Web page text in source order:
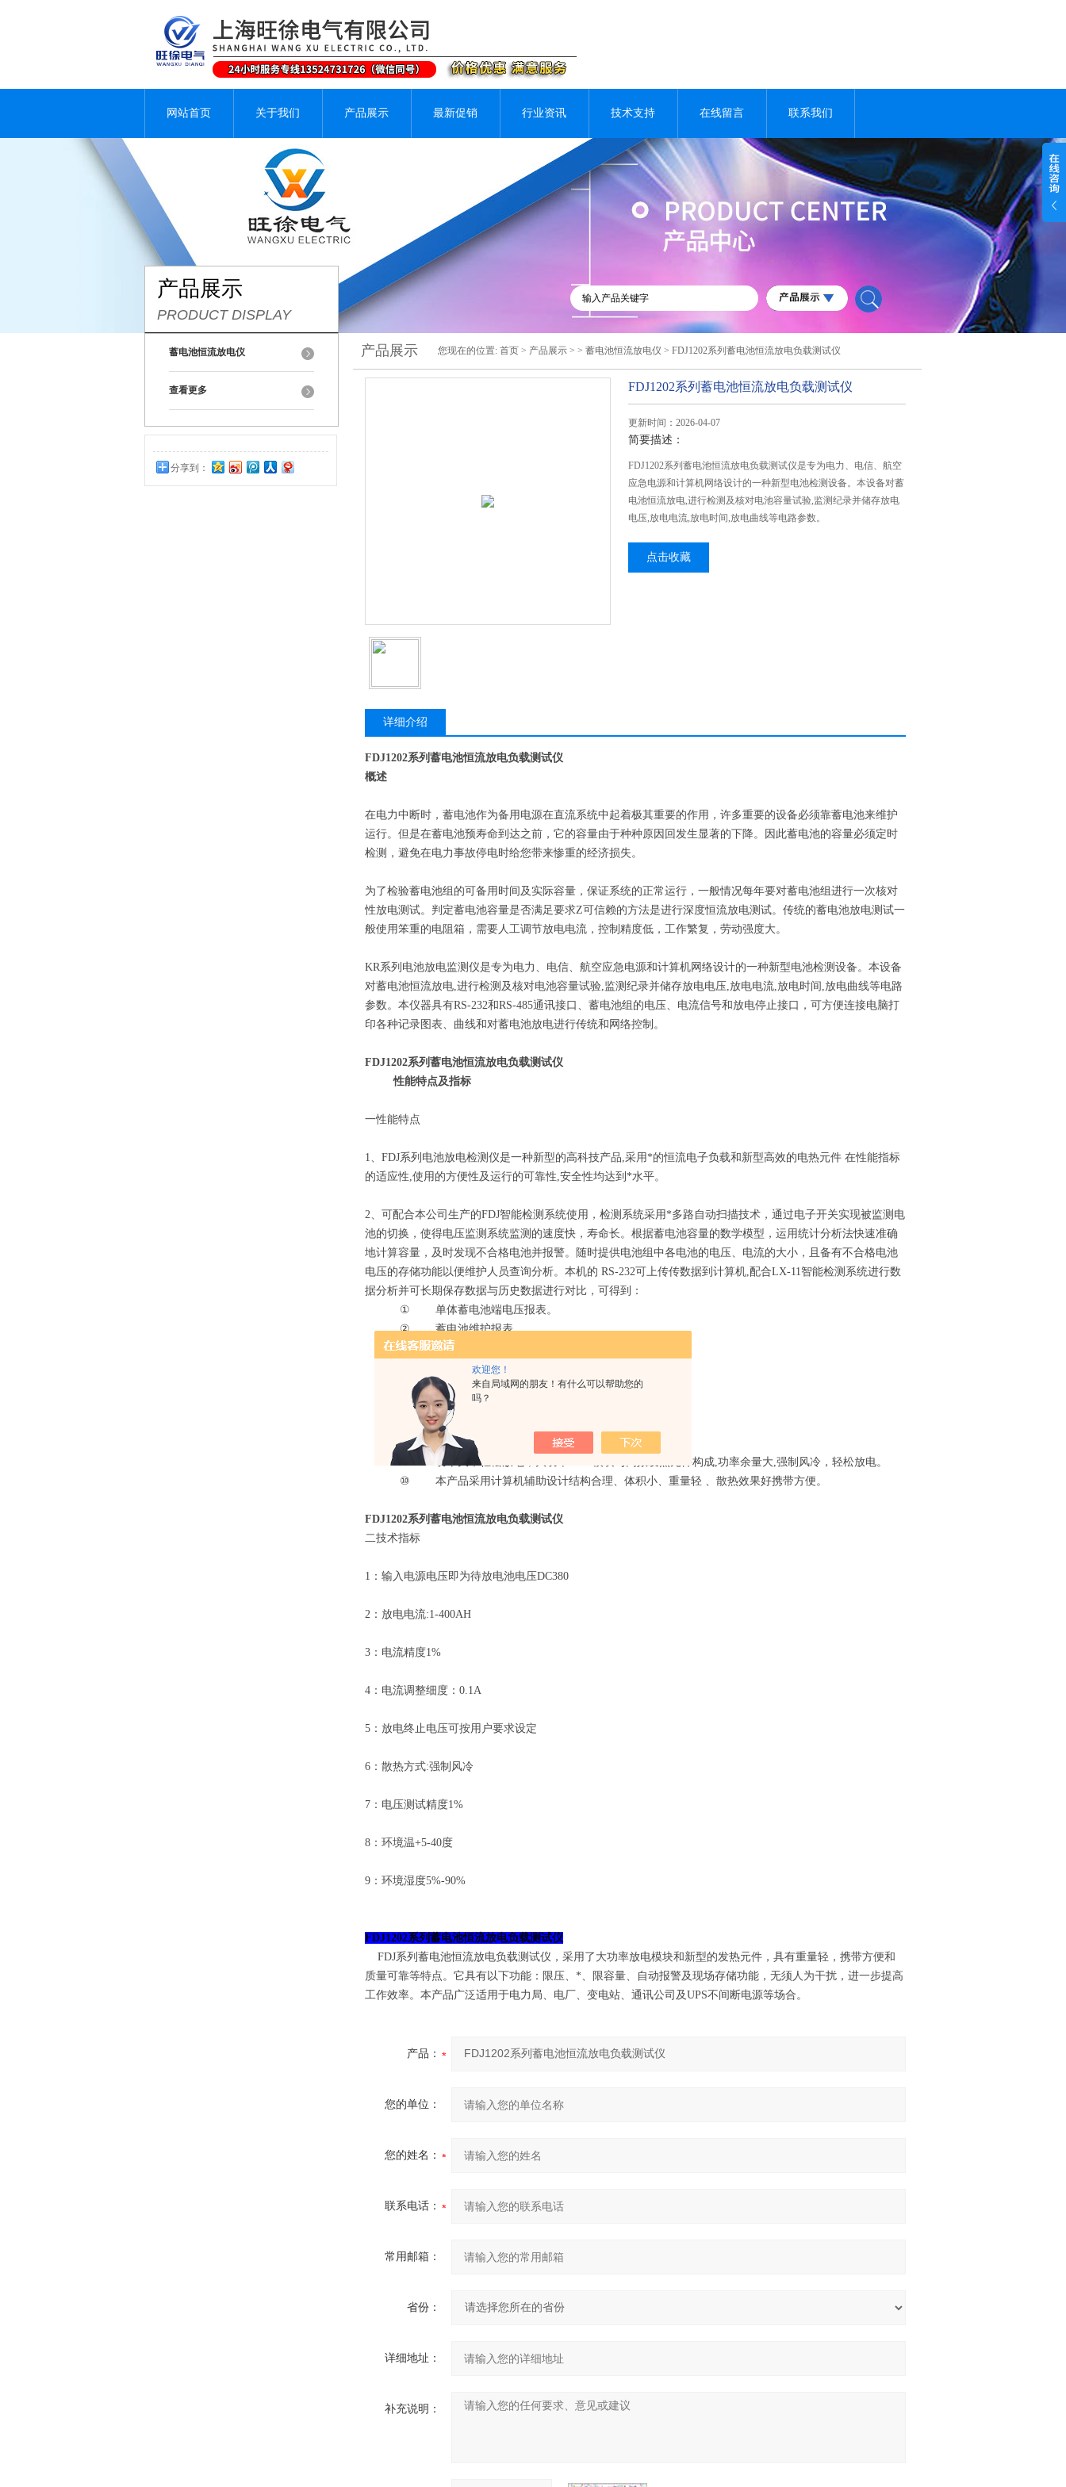
欢迎您！
来自局域网的朋友！有什么可以帮助您的
吗？
网站首页 关于我们 产品展示 最新促销 行业资讯 技术支持 在线留言 联系我们
产品展示
PRODUCT DISPLAY
蓄电池恒流放电仪
查看更多
分享到：
产品展示 您现在的位置: 首页 > 产品展示 > > 蓄电池恒流放电仪 > FDJ1202系列蓄电池恒流放电负载测试仪
FDJ1202系列蓄电池恒流放电负载测试仪
更新时间：2026-04-07
简要描述：
FDJ1202系列蓄电池恒流放电负载测试仪是专为电力、电信、航空
应急电源和计算机网络设计的一种新型电池检测设备。本设备对蓄
电池恒流放电,进行检测及核对电池容量试验,监测纪录并储存放电
电压,放电电流,放电时间,放电曲线等电路参数。
点击收藏
详细介绍
FDJ1202系列蓄电池恒流放电负载测试仪
概述
在电力中断时，蓄电池作为备用电源在直流系统中起着极其重要的作用，许多重要的设备必须靠蓄电池来维护
运行。但是在蓄电池预寿命到达之前，它的容量由于种种原因回发生显著的下降。因此蓄电池的容量必须定时
检测，避免在电力事故停电时给您带来惨重的经济损失。
为了检验蓄电池组的可备用时间及实际容量，保证系统的正常运行，一般情况每年要对蓄电池组进行一次核对
性放电测试。判定蓄电池容量是否满足要求Z可信赖的方法是进行深度恒流放电测试。传统的蓄电池放电测试一
般使用笨重的电阻箱，需要人工调节放电电流，控制精度低，工作繁复，劳动强度大。
KR系列电池放电监测仪是专为电力、电信、航空应急电源和计算机网络设计的一种新型电池检测设备。本设备
对蓄电池恒流放电,进行检测及核对电池容量试验,监测纪录并储存放电电压,放电电流,放电时间,放电曲线等电路
参数。本仪器具有RS-232和RS-485通讯接口、蓄电池组的电压、电流信号和放电停止接口，可方便连接电脑打
印各种记录图表、曲线和对蓄电池放电进行传统和网络控制。
FDJ1202系列蓄电池恒流放电负载测试仪
性能特点及指标
一性能特点
1、FDJ系列电池放电检测仪是一种新型的高科技产品,采用*的恒流电子负载和新型高效的电热元件 在性能指标
的适应性,使用的方便性及运行的可靠性,安全性均达到*水平。
2、可配合本公司生产的FDJ智能检测系统使用，检测系统采用*多路自动扫描技术，通过电子开关实现被监测电
池的切换，使得电压监测系统监测的速度快，寿命长。根据蓄电池容量的数学模型，运用统计分析法快速准确
地计算容量，及时发现不合格电池并报警。随时提供电池组中各电池的电压、电流的大小，且备有不合格电池
电压的存储功能以便维护人员查询分析。本机的 RS-232可上传传数据到计算机,配合LX-11智能检测系统进行数
据分析并可长期保存数据与历史数据进行对比，可得到：
①
单体蓄电池端电压报表。
②
蓄电池维护报表。
③
端电压分段报表。
单体蓄电池特性曲线。
单体电压曲线。
电池组电压曲线。
同一电池组历次放电电压曲线比较。
⑧
根据各种特性排序报表。
功率大，轻松放电，大功率MOS模块与高效发热元件构成,功率余量大,强制风冷，轻松放电。
⑩
本产品采用计算机辅助设计结构合理、体积小、重量轻 、散热效果好携带方便。
FDJ1202系列蓄电池恒流放电负载测试仪
二技术指标
1：输入电源电压即为待放电池电压DC380
2：放电电流:1-400AH
3：电流精度1%
4：电流调整细度：0.1A
5：放电终止电压可按用户要求设定
6：散热方式:强制风冷
7：电压测试精度1%
8：环境温+5-40度
9：环境湿度5%-90%
FDJ1202系列蓄电池恒流放电负载测试仪
FDJ系列蓄电池恒流放电负载测试仪，采用了大功率放电模块和新型的发热元件，具有重量轻，携带方便和
质量可靠等特点。它具有以下功能：限压、*、限容量、自动报警及现场存储功能，无须人为干扰，进一步提高
工作效率。本产品广泛适用于电力局、电厂、变电站、通讯公司及UPS不间断电源等场合。
产品：
您的单位：
您的姓名：
联系电话：
常用邮箱：
省份：
详细地址：
补充说明：